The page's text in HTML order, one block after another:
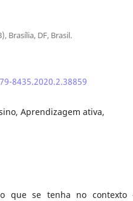
Brasília, DF, Brasil.
8435.2020.2.38859
Aprendizagem ativa,
que se tenha no contexto